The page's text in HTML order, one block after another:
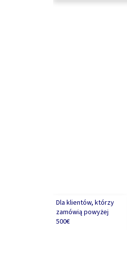
Dla klientów, którzy
zamówią powyżej
500€